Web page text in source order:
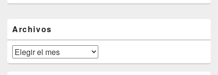
área
de
widget
barra
lateral
Archivos
Archivos